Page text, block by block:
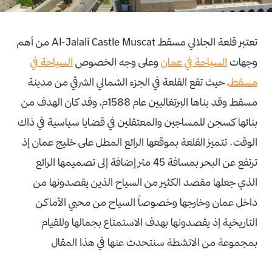
تعتبر قلعة الجلالي مسقط Al-Jalali Castle Muscat من أهم
وجهات السياحة في عمانوعلى وجه الخصوص السياحة في
مسقط، حيث تقع القلعة في الجزء الشمالي الشرقي من مدينة
مسقط وقد بناها البرتغاليين عام 1588م، وقد كان الهدف من
بنائها كسجن للمساجين والمعتقلين في قضايا سياسية في ذاك
الوقت. تتميز القلعة بموقعها الرائع المطل على خليج عمان إذ
ترتفع عن البحر بمسافة 45 متر إضافة إلى تصميمها الرائع
الذي جعلها مقصد الكثير من السياح الذين يقصدونها من
داخل عمان وخارجها وخصوصاً السياح من محبي الأماكن
التاريخية إذ يقصدونها بهدف الاستمتاع بجمالها وللقيام
بمجموعة من الانشطة سنتحدث عنها في هذا المقال